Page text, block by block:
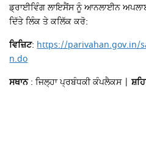
ਡ੍ਰਾਈਵਿੰਗ ਲਾਇਸੈਂਸ ਨੂੰ ਆਨਲਾਈਨ
ਦਿੱਤੇ ਲਿੰਕ ਤੇ ਕਲਿੱਕ ਕਰੋ:
ਵਿਜ਼ਿਟ: https://parivahan.gov.in/
n.do
ਸਥਾਨ: ਜਿਲ੍ਹਾ ਪ੍ਰਬੰਧਕੀ ਕੰਪਲੈਕਸ |